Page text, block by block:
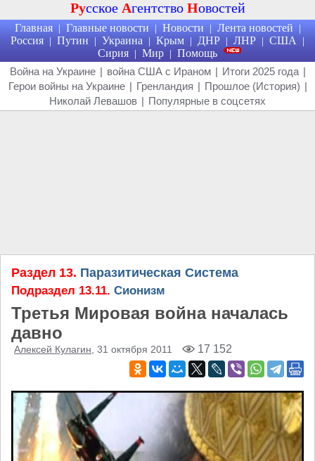
Русское Агентство Новостей
Главная | Главные новости | Новости | Лента новостей |
Россия | Путин | Украина | Крым | ДНР | ЛНР | США |
Сирия | Мир | Помощь
Война на Украине | война США с Ираном | Итоги 2025 года |
Герои войны на Украине | Гренландия | Прошлое (История) |
Николай Левашов | Популярные в соцсетях
Раздел 13. Паразитическая Система
Подраздел 13.11. Сионизм
Третья Мировая война началась
давно
Алексей Кулагин , 31 октября 2011 17 152